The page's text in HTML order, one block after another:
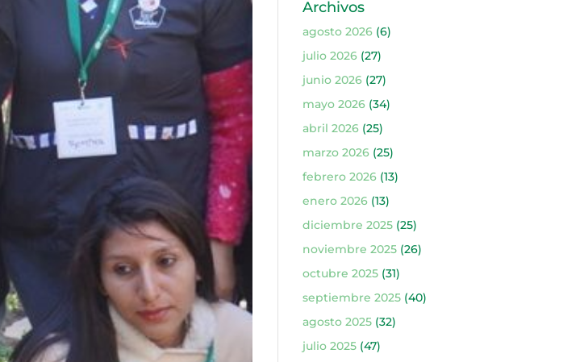
Archivos
agosto 2026(6)
julio 2026(27)
junio 2026(27)
mayo 2026(34)
abril 2026(25)
marzo 2026(25)
febrero 2026(13)
enero 2026(13)
diciembre 2025(25)
noviembre 2025(26)
octubre 2025(31)
septiembre 2025(40)
agosto 2025(32)
julio 2025(47)